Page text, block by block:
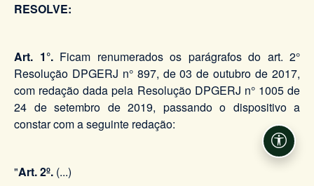
RESOLVE:
Art. 1°.Ficam renumerados os parágrafos do art. 2°
Resolução DPGERJ n° 897, de 03 de outubro de 2017,
com redação dada pela Resolução DPGERJ n° 1005 de
24 de setembro de 2019, passando o dispositivo a
constar com a seguinte redação:
"Art. 2º. (...)